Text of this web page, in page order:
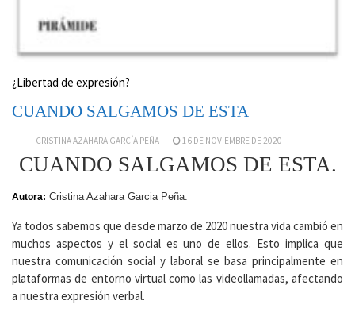
¿Libertad de expresión?
CUANDO SALGAMOS DE ESTA
CRISTINA AZAHARA GARCÍA PEÑA 16 DE NOVIEMBRE DE 2020
CUANDO SALGAMOS DE ESTA.
Autora: Cristina Azahara Garcia Peña.
Ya todos sabemos que desde marzo de 2020 nuestra vida cambió en
muchos aspectos y el social es uno de ellos. Esto implica que
nuestra comunicación social y laboral se basa principalmente en
plataformas de entorno virtual como las videollamadas, afectando
a nuestra expresión verbal.